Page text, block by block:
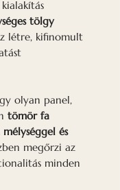
tölgy
létre, kifinomult
olyan panel,
tömör fa
és
megőrzi az
minden